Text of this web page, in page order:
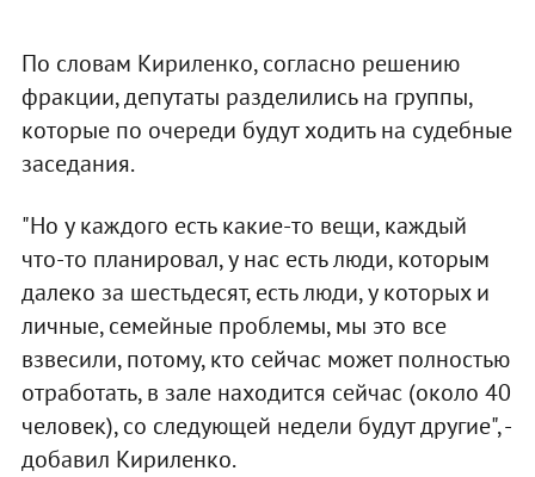
По словам Кириленко, согласно решению
фракции, депутаты разделились на группы,
которые по очереди будут ходить на судебные
заседания.
"Но у каждого есть какие-то вещи, каждый
что-то планировал, у нас есть люди, которым
далеко за шестьдесят, есть люди, у которых и
личные, семейные проблемы, мы это все
взвесили, потому, кто сейчас может полностью
отработать, в зале находится сейчас (около 40
человек), со следующей недели будут другие", -
добавил Кириленко.